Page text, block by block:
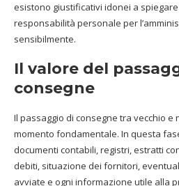
esistono giustificativi idonei a
responsabilità personale per
sensibilmente.
Il valore del
consegne
Il passaggio di consegne tra vecchio
momento fondamentale. In questa
documenti contabili, registri, estratti
debiti, situazione dei fornitori,
avviate e ogni informazione utile alla